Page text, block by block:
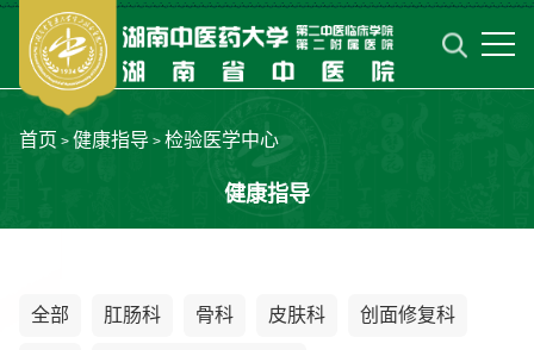
首页 > 健康指导> 检验医学中心
健康指导
全部 肛肠科 骨科 皮肤科 创面修复科